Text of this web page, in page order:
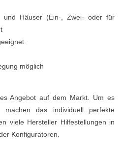
(Ein-, Zwei- oder für
möglich
Angebot auf dem Markt. Um es
das individuell perfekte
viele Hersteller Hilfestellungen in
Konfiguratoren.